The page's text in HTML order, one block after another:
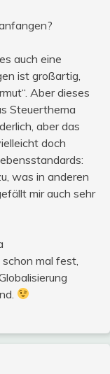
auch eine
ist großartig,
Aber dieses
Steuerthema
aber das
doch
was in anderen
mir auch sehr
mal fest,